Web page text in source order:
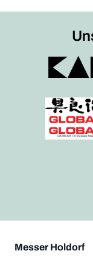
Messer Holdorf